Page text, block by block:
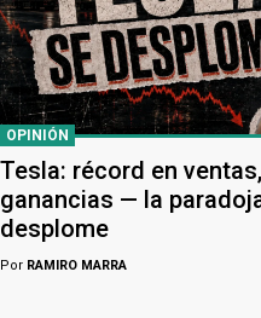
OPINIÓN
Tesla: récord en
ganancias — la
desplome
Por RAMIRO MARRA